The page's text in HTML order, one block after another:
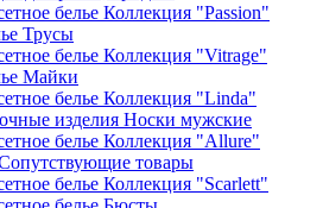
белье Коллекция "Passion"
Трусы
белье Коллекция "Vitrage"
Майки
белье Коллекция "Linda"
изделия Носки мужские
белье Коллекция "Allure"
товары
белье Коллекция "Scarlett"